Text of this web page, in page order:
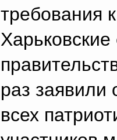
требования
раз заявили
всех